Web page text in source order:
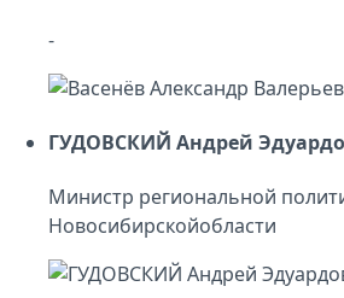
-
ГУДОВСКИЙ Андрей
Министр региональной
Новосибирскойобласти